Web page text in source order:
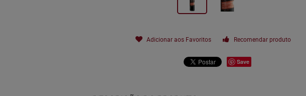
Adicionar aos Favoritos Recomendar produto
Save